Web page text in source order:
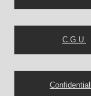
C.G.U.